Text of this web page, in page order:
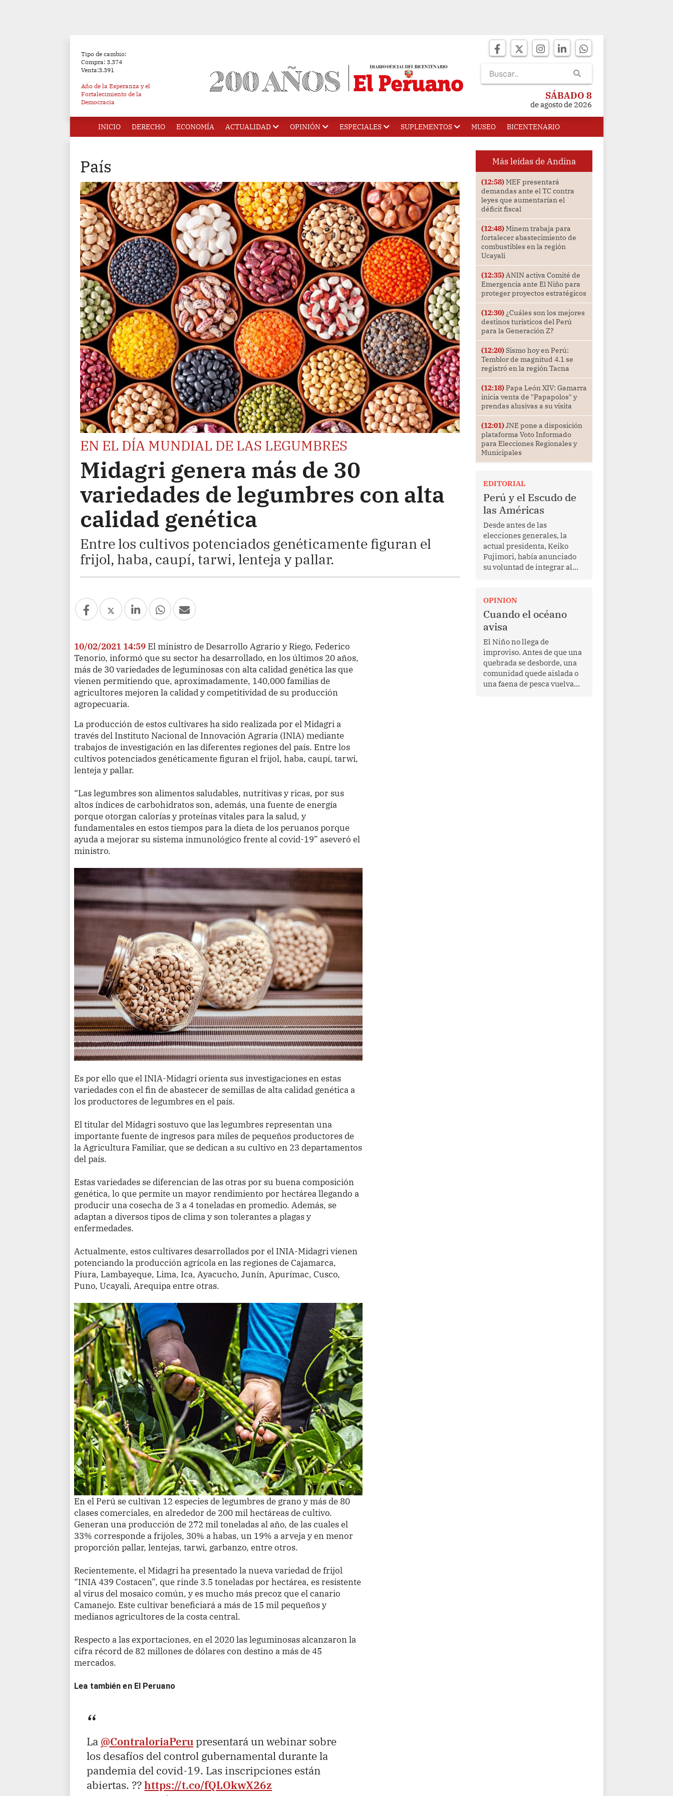
Tipo de cambio:
Compra: 3.374
Venta:3.391
Año de la Esperanza y el
Fortalecimiento de la
Democracia
SÁBADO 8
de agosto de 2026
INICIO DERECHO ECONOMÍA ACTUALIDAD OPINIÓN ESPECIALES SUPLEMENTOS MUSEO BICENTENARIO
País
EN EL DÍA MUNDIAL DE LAS LEGUMBRES
Midagri genera más de 30
variedades de legumbres con alta
calidad genética
Entre los cultivos potenciados genéticamente figuran el
frijol, haba, caupí, tarwi, lenteja y pallar.
10/02/2021 14:59 El ministro de Desarrollo Agrario y Riego, Federico
Tenorio, informó que su sector ha desarrollado, en los últimos 20 años,
más de 30 variedades de leguminosas con alta calidad genética las que
vienen permitiendo que, aproximadamente, 140,000 familias de
agricultores mejoren la calidad y competitividad de su producción
agropecuaria.
La producción de estos cultivares ha sido realizada por el Midagri a
través del Instituto Nacional de Innovación Agraria (INIA) mediante
trabajos de investigación en las diferentes regiones del país. Entre los
cultivos potenciados genéticamente figuran el frijol, haba, caupí, tarwi,
lenteja y pallar.
“Las legumbres son alimentos saludables, nutritivas y ricas, por sus
altos índices de carbohidratos son, además, una fuente de energía
porque otorgan calorías y proteínas vitales para la salud, y
fundamentales en estos tiempos para la dieta de los peruanos porque
ayuda a mejorar su sistema inmunológico frente al covid-19” aseveró el
ministro.
Es por ello que el INIA-Midagri orienta sus investigaciones en estas
variedades con el fin de abastecer de semillas de alta calidad genética a
los productores de legumbres en el país.
El titular del Midagri sostuvo que las legumbres representan una
importante fuente de ingresos para miles de pequeños productores de
la Agricultura Familiar, que se dedican a su cultivo en 23 departamentos
del país.
Estas variedades se diferencian de las otras por su buena composición
genética, lo que permite un mayor rendimiento por hectárea llegando a
producir una cosecha de 3 a 4 toneladas en promedio. Además, se
adaptan a diversos tipos de clima y son tolerantes a plagas y
enfermedades.
Actualmente, estos cultivares desarrollados por el INIA-Midagri vienen
potenciando la producción agrícola en las regiones de Cajamarca,
Piura, Lambayeque, Lima, Ica, Ayacucho, Junín, Apurímac, Cusco,
Puno, Ucayali, Arequipa entre otras.
En el Perú se cultivan 12 especies de legumbres de grano y más de 80
clases comerciales, en alrededor de 200 mil hectáreas de cultivo.
Generan una producción de 272 mil toneladas al año, de las cuales el
33% corresponde a frijoles, 30% a habas, un 19% a arveja y en menor
proporción pallar, lentejas, tarwi, garbanzo, entre otros.
Recientemente, el Midagri ha presentado la nueva variedad de frijol
“INIA 439 Costacen”, que rinde 3.5 toneladas por hectárea, es resistente
al virus del mosaico común, y es mucho más precoz que el canario
Camanejo. Este cultivar beneficiará a más de 15 mil pequeños y
medianos agricultores de la costa central.
Respecto a las exportaciones, en el 2020 las leguminosas alcanzaron la
cifra récord de 82 millones de dólares con destino a más de 45
mercados.
Lea también en El Peruano
La @ContraloriaPerupresentará un webinar sobre
los desafíos del control gubernamental durante la
pandemia del covid-19. Las inscripciones están
abiertas. ??https://t.co/fQLOkwX26z
Más leídas de Andina
(12:58)MEF presentará
demandas ante el TC contra
leyes que aumentarían el
déficit fiscal
(12:48)Minem trabaja para
fortalecer abastecimiento de
combustibles en la región
Ucayali
(12:35)ANIN activa Comité de
Emergencia ante El Niño para
proteger proyectos estratégicos
(12:30)¿Cuáles son los mejores
destinos turísticos del Perú
para la Generación Z?
(12:20)Sismo hoy en Perú:
Temblor de magnitud 4.1 se
registró en la región Tacna
(12:18)Papa León XIV: Gamarra
inicia venta de "Papapolos" y
prendas alusivas a su visita
(12:01)JNE pone a disposición
plataforma Voto Informado
para Elecciones Regionales y
Municipales
EDITORIAL
Perú y el Escudo de
las Américas
Desde antes de las
elecciones generales, la
actual presidenta, Keiko
Fujimori, había anunciado
su voluntad de integrar al
en marzo de este año por el
mandatario estadounidense
Donald Trump, con el fin de
enfrentar al crimen
transnacional organizado y
al tráfico de drogas.
OPINION
Cuando el océano
avisa
El Niño no llega de
improviso. Antes de que una
quebrada se desborde, una
comunidad quede aislada o
una faena de pesca vuelva